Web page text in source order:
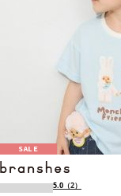
SALE
5.0 （2）